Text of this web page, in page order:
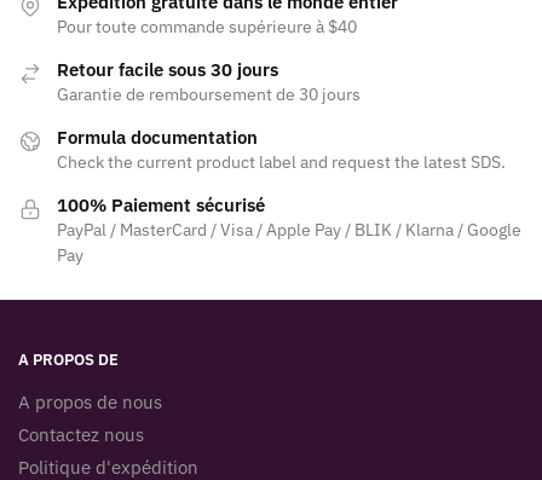
Pour toute commande supérieure à $40
Retour facile sous 30 jours
Garantie de remboursement de 30 jours
Formula documentation
Check the current product label and request the latest SDS.
100% Paiement sécurisé
PayPal / MasterCard / Visa / Apple Pay / BLIK / Klarna / Google
Pay
A PROPOS DE
A propos de nous
Contactez nous
Politique d'expédition